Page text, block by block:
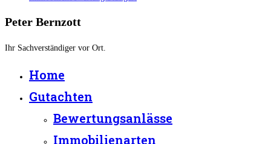
Peter Bernzott
Ihr Sachverständiger vor Ort.
Home
Gutachten
Bewertungsanlässe
Immobilienarten